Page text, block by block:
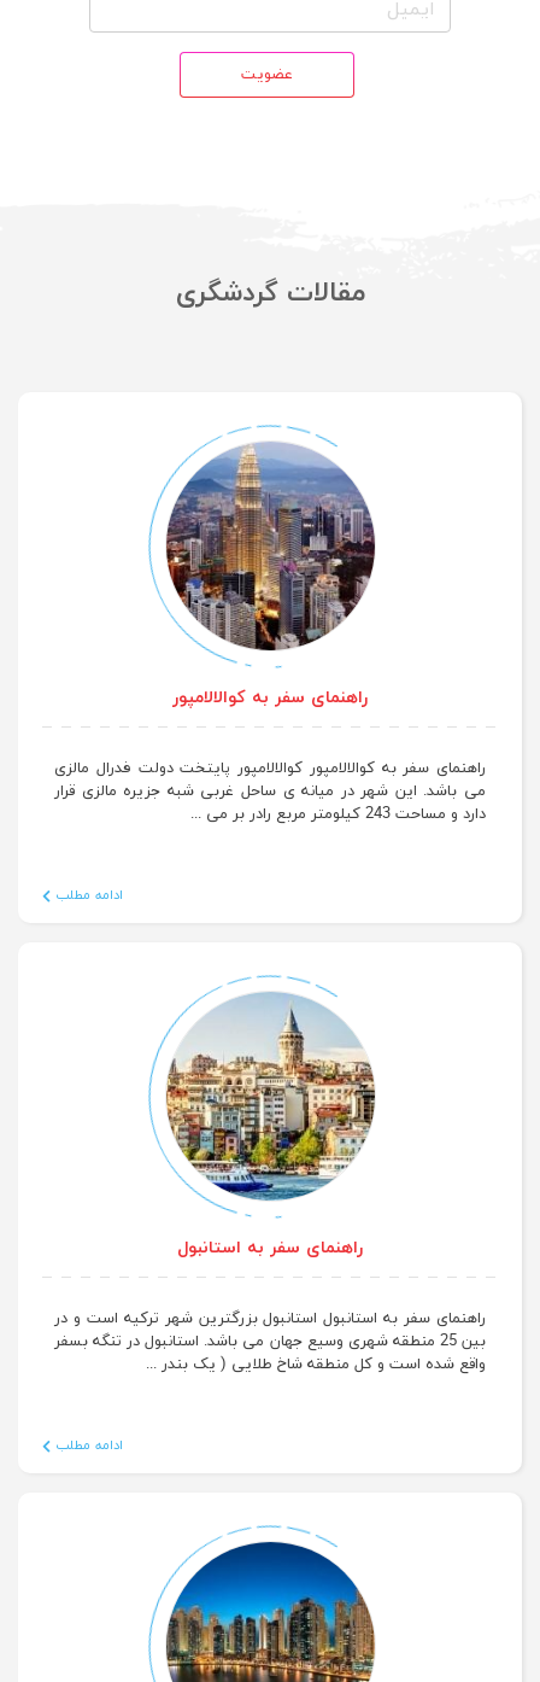
عضویت
مقالات گردشگری
راهنمای سفر به کوالالامپور
راهنمای سفر به کوالالامپور کوالالامپور پایتخت دولت فدرال مالزی
می باشد. این شهر در میانه ی ساحل غربی شبه جزیره مالزی قرار
دارد و مساحت 243 کیلومتر مربع رادر بر می ...
ادامه مطلب
راهنمای سفر به استانبول
راهنمای سفر به استانبول استانبول بزرگترین شهر ترکیه است و در
بین 25 منطقه شهری وسیع جهان می باشد. استانبول در تنگه بسفر
واقع شده است و کل منطقه شاخ طلایی ( یک بندر ...
ادامه مطلب